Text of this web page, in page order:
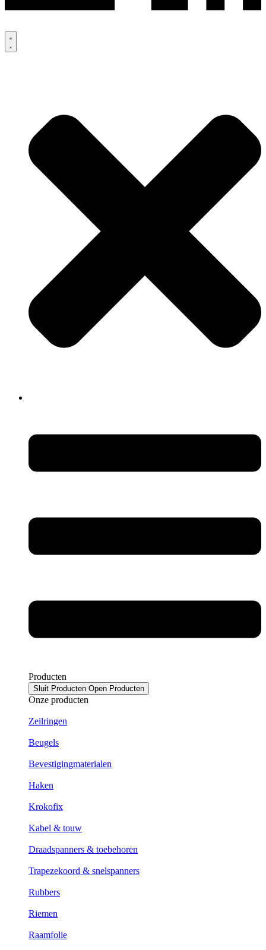
Producten
Sluit Producten Open Producten
Onze producten
Zeilringen
Beugels
Bevestigingmaterialen
Haken
Krokofix
Kabel & touw
Draadspanners & toebehoren
Trapezekoord & snelspanners
Rubbers
Riemen
Raamfolie